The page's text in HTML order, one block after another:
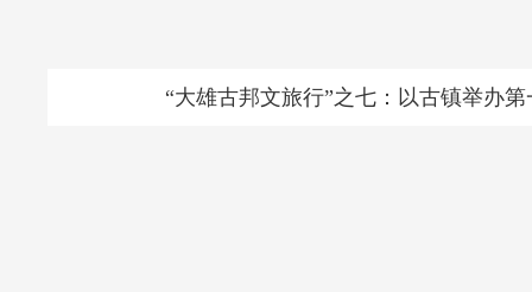
“大雄古邦文旅行”之七：以古镇举办第一届彝族